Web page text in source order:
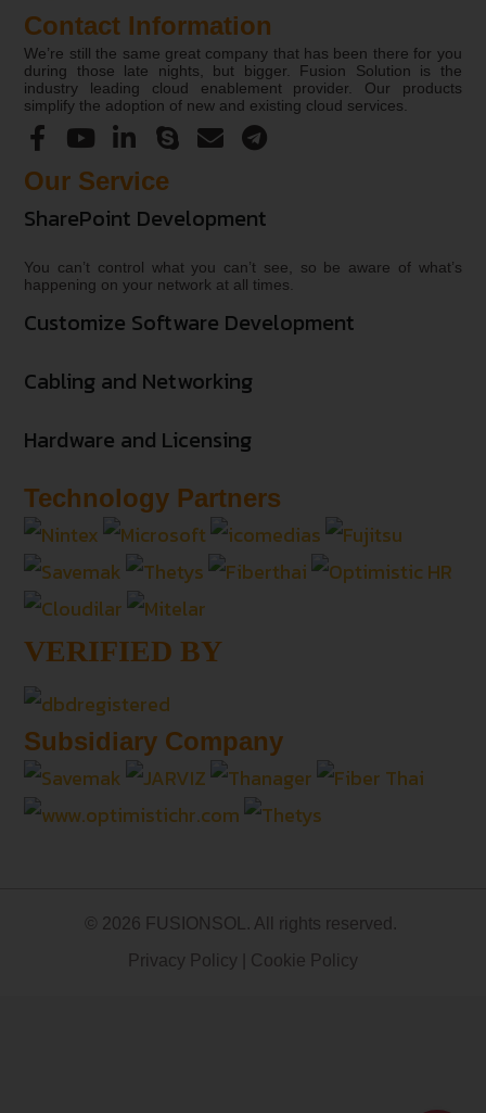
Contact Information
We’re still the same great company that has been there for you
during those late nights, but bigger. Fusion Solution is the
industry leading cloud enablement provider. Our products
simplify the adoption of new and existing cloud services.
Our Service
SharePoint Development
You can’t control what you can’t see, so be aware of what’s
happening on your network at all times.
Customize Software Development
Cabling and Networking
Hardware and Licensing
Technology Partners
VERIFIED BY
Subsidiary Company
© 2026 FUSIONSOL. All rights reserved.
Privacy Policy
Cookie Policy